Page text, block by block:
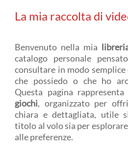
La mia raccolta di
Benvenuto nella mia
catalogo personale
consultare in modo
che possiedo o che ho
Questa pagina
giochi, organizzato per
chiara e dettagliata, utile
titolo al volo sia per
alle preferenze.